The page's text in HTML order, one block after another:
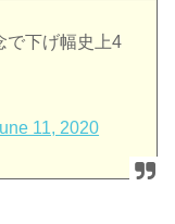
下げ幅史上4
11, 2020